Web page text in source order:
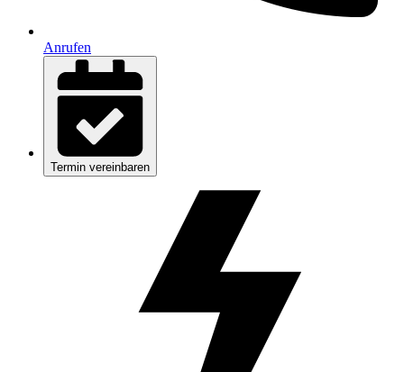
Anrufen
Termin vereinbaren